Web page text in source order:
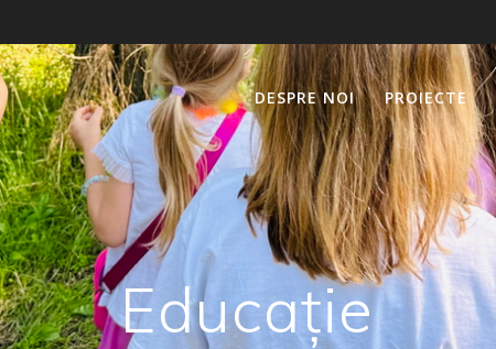
DESPRE NOI PROIECTE
Educație